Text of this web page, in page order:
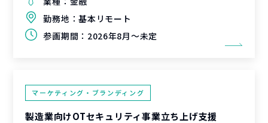
勤務地：基本リモート
参画期間： 2026年8月～未定
マーケティング・ブランディング
製造業向けOTセキュリティ事業立ち上げ支援